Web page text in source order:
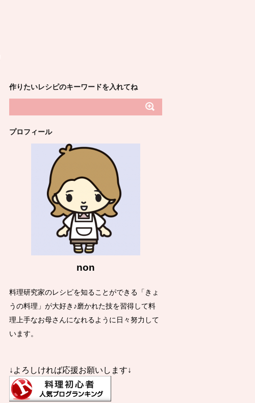
作りたいレシピのキーワードを入れてね
プロフィール
non
料理研究家のレシピを知ることができる「きょ
うの料理」が大好き♪磨かれた技を習得して料
理上手なお母さんになれるように日々努力して
います。
↓よろしければ応援お願いします↓